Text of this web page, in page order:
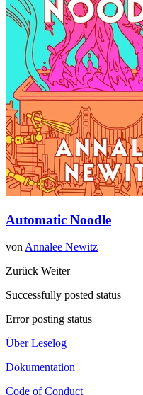
Automatic Noodle
vonAnnalee Newitz
Zurück Weiter
Successfully posted status
Error posting status
Über Leselog
Dokumentation
Code of Conduct